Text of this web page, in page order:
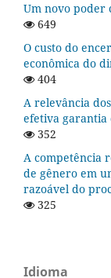
Um novo poder
649
O custo do
econômica do
404
A relevância
efetiva
352
A competência
de gênero em
razoável do
325
Idioma